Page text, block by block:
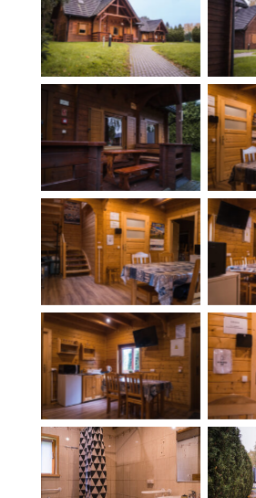
Domki całoroczne
Ława przed domkiem
całorocznym
Część wspólna z
aneksem kuchennym
Część wspólna z
aneksem kuchennym
Prysznic w łazience